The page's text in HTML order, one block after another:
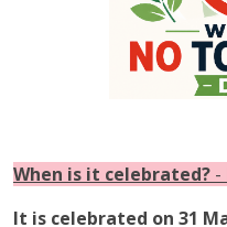
When is it celebrated? -
It is celebrated on 31